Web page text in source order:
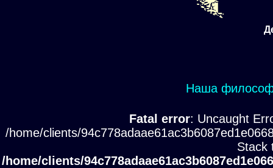
Наша
Fatal error: Uncaught
/home/clients/
Stack
/home/clients/